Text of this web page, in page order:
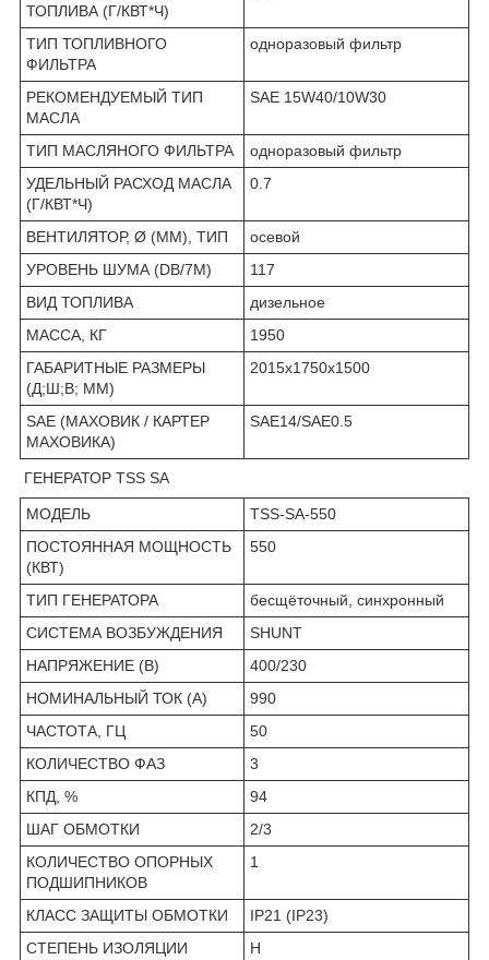
ТОПЛИВА (Г/КВТ*Ч)
ТИП ТОПЛИВНОГО
ФИЛЬТРА
одноразовый фильтр
РЕКОМЕНДУЕМЫЙ ТИП
МАСЛА
SAE 15W40/10W30
ТИП МАСЛЯНОГО ФИЛЬТРА
одноразовый фильтр
УДЕЛЬНЫЙ РАСХОД МАСЛА
(Г/КВТ*Ч)
0.7
ВЕНТИЛЯТОР, Ø (ММ), ТИП
осевой
УРОВЕНЬ ШУМА (DB/7М)
117
ВИД ТОПЛИВА
дизельное
МАССА, КГ
1950
ГАБАРИТНЫЕ РАЗМЕРЫ
(Д;Ш;В; ММ)
2015x1750x1500
SAE (МАХОВИК / КАРТЕР
МАХОВИКА)
SAE14/SAE0.5
ГЕНЕРАТОР TSS SA
МОДЕЛЬ
TSS-SA-550
ПОСТОЯННАЯ МОЩНОСТЬ
(КВТ)
550
ТИП ГЕНЕРАТОРА
бесщёточный, синхронный
СИСТЕМА ВОЗБУЖДЕНИЯ
SHUNT
НАПРЯЖЕНИЕ (В)
400/230
НОМИНАЛЬНЫЙ ТОК (А)
990
ЧАСТОТА, ГЦ
50
КОЛИЧЕСТВО ФАЗ
3
КПД, %
94
ШАГ ОБМОТКИ
2/3
КОЛИЧЕСТВО ОПОРНЫХ
ПОДШИПНИКОВ
1
КЛАСС ЗАЩИТЫ ОБМОТКИ
IP21 (IP23)
СТЕПЕНЬ ИЗОЛЯЦИИ
Н